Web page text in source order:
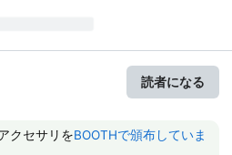
読者になる
クセサリをBOOTHで頒布していま